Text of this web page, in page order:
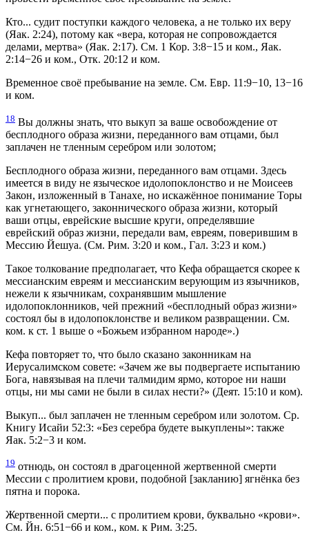
Кто... судит поступки каждого человека, а не только их веру
(Яак. 2:24), потому как «вера, которая не сопровождается
делами, мертва» (Яак. 2:17). См. 1 Кор. 3:8−15 и ком., Яак.
2:14−26 и ком., Отк. 20:12 и ком.
Временное своё пребывание на земле. См. Евр. 11:9−10, 13−16
и ком.
18 Вы должны знать, что выкуп за ваше освобождение от
бесплодного образа жизни, переданного вам отцами, был
заплачен не тленным серебром или золотом;
Бесплодного образа жизни, переданного вам отцами. Здесь
имеется в виду не языческое идолопоклонство и не Моисеев
Закон, изложенный в Танахе, но искажённое понимание Торы
как угнетающего, законнического образа жизни, который
ваши отцы, еврейские высшие круги, определявшие
еврейский образ жизни, передали вам, евреям, поверившим в
Мессию Йешуа. (См. Рим. 3:20 и ком., Гал. 3:23 и ком.)
Такое толкование предполагает, что Кефа обращается скорее к
мессианским евреям и мессианским верующим из язычников,
нежели к язычникам, сохранявшим мышление
идолопоклонников, чей прежний «бесплодный образ жизни»
состоял бы в идолопоклонстве и великом развращении. См.
ком. к ст. 1 выше о «Божьем избранном народе».)
Кефа повторяет то, что было сказано законникам на
Иерусалимском совете: «Зачем же вы подвергаете испытанию
Бога, навязывая на плечи талмидим ярмо, которое ни наши
отцы, ни мы сами не были в силах нести?» (Деят. 15:10 и ком).
Выкуп... был заплачен не тленным серебром или золотом. Ср.
Книгу Исайи 52:3: «Без серебра будете выкуплены»: также
Яак. 5:2−3 и ком.
19 отнюдь, он состоял в драгоценной жертвенной смерти
Мессии с пролитием крови, подобной [закланию] ягнёнка без
пятна и порока.
Жертвенной смерти... с пролитием крови, буквально «крови».
См. Йн. 6:51−66 и ком., ком. к Рим. 3:25.